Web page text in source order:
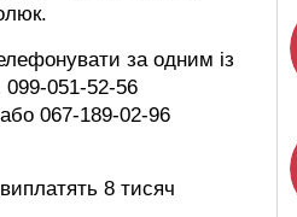
за одним із
051-52-56
067-189-02-96
8 тисяч